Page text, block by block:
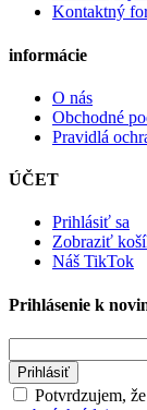
Kontaktný
informácie
O nás
Obchodné
Pravidlá
ÚČET
Prihlásiť sa
Zobraziť
Náš TikTok
Prihlásenie k
Prihlásiť
Potvrdzujem,